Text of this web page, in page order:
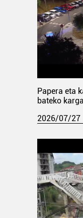
Papera eta
bateko
2026/07/27